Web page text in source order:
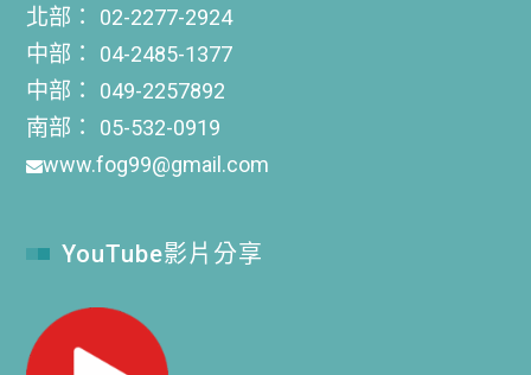
北部： 02-2277-2924
中部： 04-2485-1377
中部： 049-2257892
南部： 05-532-0919
www.fog99@gmail.com
YouTube影片分享